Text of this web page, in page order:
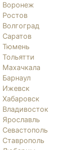
Воронеж
Ростов
Волгоград
Саратов
Тюмень
Тольятти
Махачкала
Барнаул
Ижевск
Хабаровск
Владивосток
Ярославль
Севастополь
Ставрополь